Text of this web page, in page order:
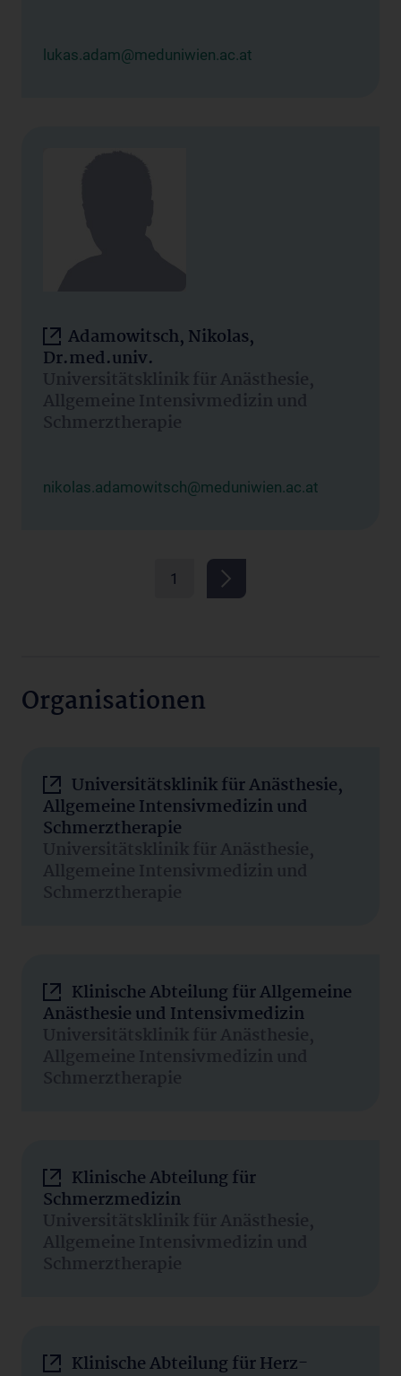
lukas.adam@meduniwien.ac.at
Adamowitsch, Nikolas,
Dr.med.univ.
Universitätsklinik für Anästhesie,
Allgemeine Intensivmedizin und
Schmerztherapie
nikolas.adamowitsch@meduniwien.ac.at
1
Organisationen
Universitätsklinik für Anästhesie,
Allgemeine Intensivmedizin und
Schmerztherapie
Universitätsklinik für Anästhesie,
Allgemeine Intensivmedizin und
Schmerztherapie
Klinische Abteilung für Allgemeine
Anästhesie und Intensivmedizin
Universitätsklinik für Anästhesie,
Allgemeine Intensivmedizin und
Schmerztherapie
Klinische Abteilung für
Schmerzmedizin
Universitätsklinik für Anästhesie,
Allgemeine Intensivmedizin und
Schmerztherapie
Klinische Abteilung für Herz-